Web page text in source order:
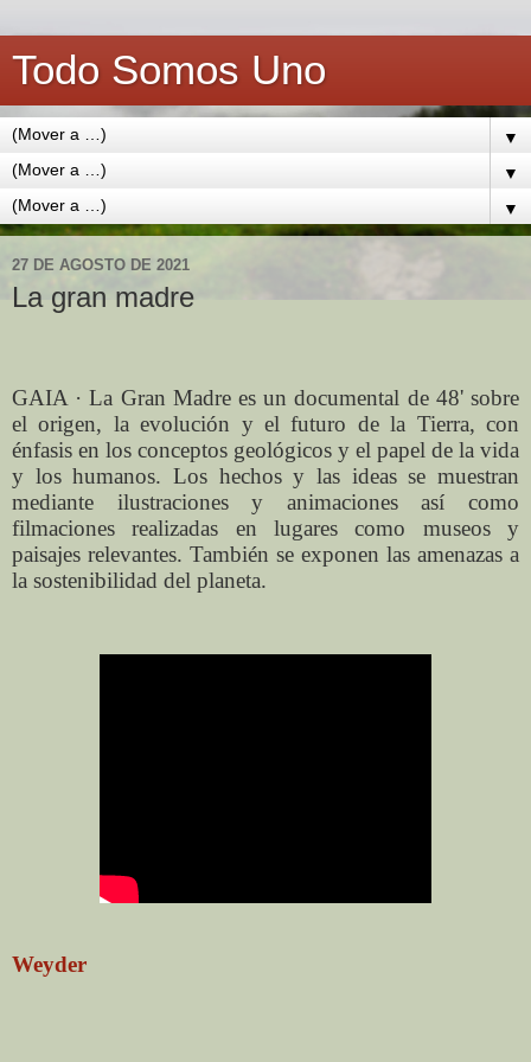
Todo Somos Uno
▼
▼
▼
27 DE AGOSTO DE 2021
La gran madre
GAIA · La Gran Madre es un documental de 48' sobre
el origen, la evolución y el futuro de la Tierra, con
énfasis en los conceptos geológicos y el papel de la vida
y los humanos. Los hechos y las ideas se muestran
mediante ilustraciones y animaciones así como
filmaciones realizadas en lugares como museos y
paisajes relevantes. También se exponen las amenazas a
la sostenibilidad del planeta.
Weyder